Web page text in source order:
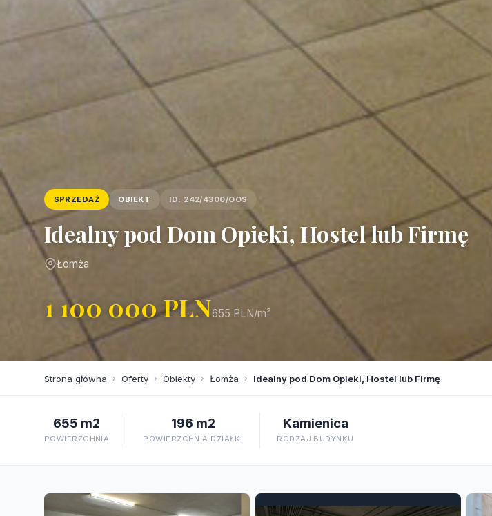
SPRZEDAŻ OBIEKT ID: 242/4300/OOS
Idealny pod Dom Opieki, Hostel lub Firmę
Łomża
1 100 000 PLN655 PLN/m²
Strona główna › Oferty › Obiekty › Łomża › Idealny pod Dom Opieki, Hostel lub Firmę
655 m2
POWIERZCHNIA
196 m2
POWIERZCHNIA DZIAŁKI
Kamienica
RODZAJ BUDYNKU